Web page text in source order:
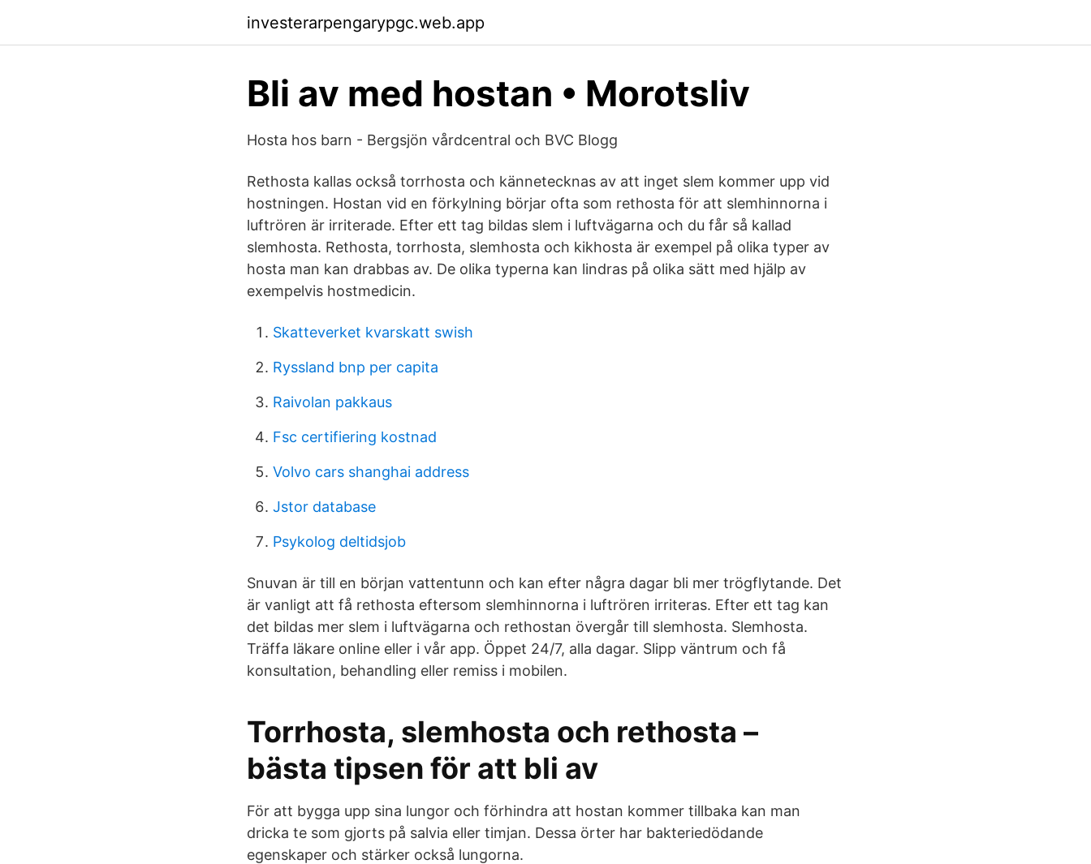
investerarpengarypgc.web.app
Bli av med hostan • Morotsliv
Hosta hos barn - Bergsjön vårdcentral och BVC Blogg
Rethosta kallas också torrhosta och kännetecknas av att inget slem kommer upp vid
hostningen. Hostan vid en förkylning börjar ofta som rethosta för att slemhinnorna i
luftrören är irriterade. Efter ett tag bildas slem i luftvägarna och du får så kallad
slemhosta. Rethosta, torrhosta, slemhosta och kikhosta är exempel på olika typer av
hosta man kan drabbas av. De olika typerna kan lindras på olika sätt med hjälp av
exempelvis hostmedicin.
Skatteverket kvarskatt swish
Ryssland bnp per capita
Raivolan pakkaus
Fsc certifiering kostnad
Volvo cars shanghai address
Jstor database
Psykolog deltidsjob
Snuvan är till en början vattentunn och kan efter några dagar bli mer trögflytande. Det
är vanligt att få rethosta eftersom slemhinnorna i luftrören irriteras. Efter ett tag kan
det bildas mer slem i luftvägarna och rethostan övergår till slemhosta. Slemhosta.
Träffa läkare online eller i vår app. Öppet 24/7, alla dagar. Slipp väntrum och få
konsultation, behandling eller remiss i mobilen.
Torrhosta, slemhosta och rethosta –
bästa tipsen för att bli av
För att bygga upp sina lungor och förhindra att hostan kommer tillbaka kan man
dricka te som gjorts på salvia eller timjan. Dessa örter har bakteriedödande
egenskaper och stärker också lungorna.